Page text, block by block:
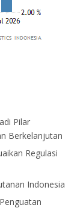
Pilar
Berkelanjutan
Regulasi
Indonesia